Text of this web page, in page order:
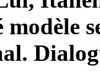
modèle